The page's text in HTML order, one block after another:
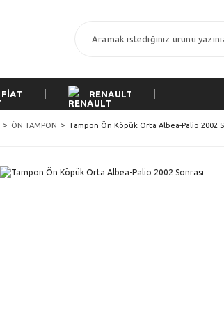
FİAT RENAULT
ÖN TAMPON Tampon Ön Köpük Orta Albea-Palio 2002